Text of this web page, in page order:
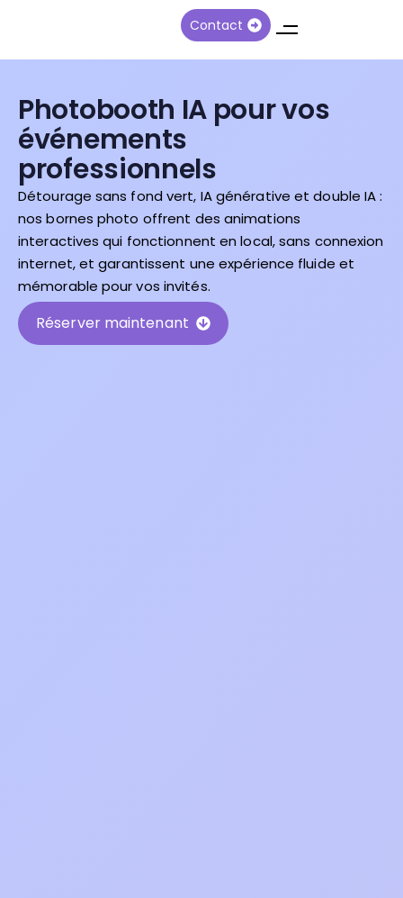
Contact
Photobooth IA pour vos
événements
professionnels
Détourage sans fond vert, IA générative et double IA :
nos bornes photo offrent des animations
interactives qui fonctionnent en local, sans connexion
internet, et garantissent une expérience fluide et
mémorable pour vos invités.
Réserver maintenant